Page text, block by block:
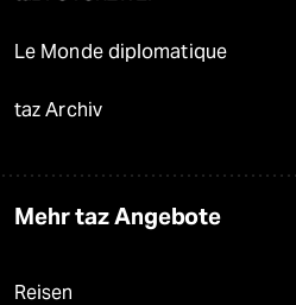
Le Monde diplomatique
taz Archiv
Mehr taz Angebote
Reisen